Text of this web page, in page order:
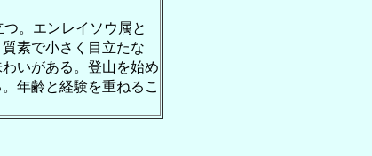
。エンレイソウ属と
素で小さく目立たな
いがある。登山を始め
年齢と経験を重ねるこ